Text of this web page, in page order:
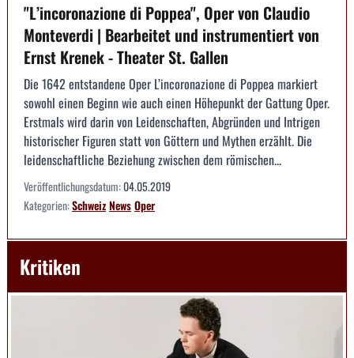
"L’incoronazione di Poppea", Oper von Claudio
Monteverdi | Bearbeitet und instrumentiert von
Ernst Krenek - Theater St. Gallen
Die 1642 entstandene Oper L’incoronazione di Poppea markiert
sowohl einen Beginn wie auch einen Höhepunkt der Gattung Oper.
Erstmals wird darin von Leidenschaften, Abgründen und Intrigen
historischer Figuren statt von Göttern und Mythen erzählt. Die
leidenschaftliche Beziehung zwischen dem römischen...
Veröffentlichungsdatum:04.05.2019
Kategorien:SchweizNewsOper
Kritiken